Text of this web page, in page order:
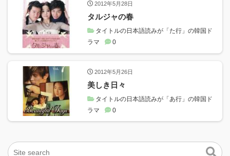
2012年5月28日
タルジャの春
タイトルの日本語読みが「た行」の韓国ド
ラマ
0
2012年5月26日
美しき日々
タイトルの日本語読みが「あ行」の韓国ド
ラマ
0